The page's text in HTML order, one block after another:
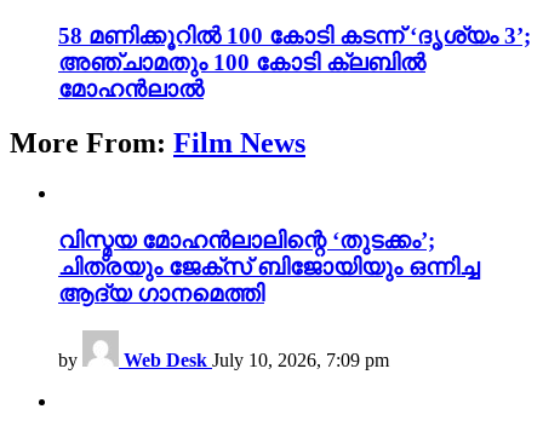
58 മണിക്കൂറിൽ 100 കോടി കടന്ന് ‘ദൃശ്യം 3’;
അഞ്ചാമതും 100 കോടി ക്ലബിൽ
മോഹൻലാൽ
More From: Film News
വിസ്മയ മോഹൻലാലിന്റെ ‘തുടക്കം’;
ചിത്രയും ജേക്സ് ബിജോയിയും ഒന്നിച്ച
ആദ്യ ഗാനമെത്തി
by Web Desk July 10, 2026, 7:09 pm